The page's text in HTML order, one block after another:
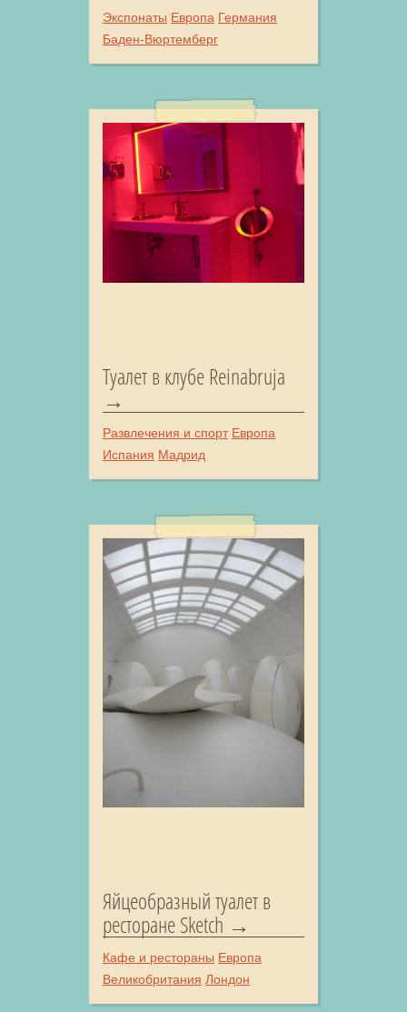
Экспонаты Европа Германия
Баден-Вюртемберг
Туалет в клубе Reinabruja
Развлечения и спорт Европа
Испания Мадрид
Яйцеобразный туалет в
ресторане Sketch
Кафе и рестораны Европа
Великобритания Лондон